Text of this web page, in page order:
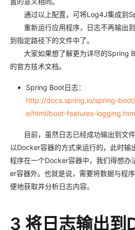
通过以上配置，可将Log4J集成到
重新运行应用程序，日志不再输出到
到指定路径下的文件中了。
大家如果想了解更为详尽的Spring
的官方技术文档。
Spring Boot日志：
http://docs.spring.io/spring-
e/html/boot-features-
目前，虽然日志已经成功输出到文件
以Docker容器的方式来运行的，此时输
程序在一个Docker容器中，我们得想办
er容器外。也就是说，需要将数据与程
便地获取并分析日志内容。
3 将日志输出到